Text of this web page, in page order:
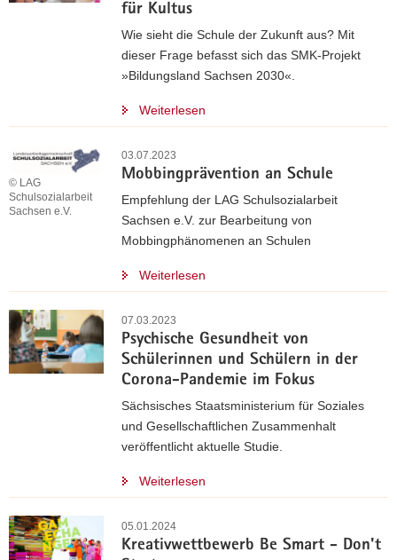
für Kultus
Wie sieht die Schule der Zukunft aus? Mit
dieser Frage befasst sich das SMK-Projekt
»Bildungsland Sachsen 2030«.
Weiterlesen
03.07.2023
Mobbingprävention an Schule
© LAG
Schulsozialarbeit
Sachsen e.V.
Empfehlung der LAG Schulsozialarbeit
Sachsen e.V. zur Bearbeitung von
Mobbingphänomenen an Schulen
Weiterlesen
07.03.2023
Psychische Gesundheit von
Schülerinnen und Schülern in der
Corona-Pandemie im Fokus
Sächsisches Staatsministerium für Soziales
und Gesellschaftlichen Zusammenhalt
veröffentlicht aktuelle Studie.
Weiterlesen
05.01.2024
Kreativwettbewerb Be Smart - Don't